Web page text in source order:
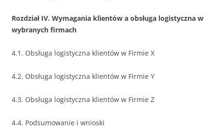
Rozdział IV. Wymagania klientów a obsługa logistyczna w
wybranych firmach
4.1. Obsługa logistyczna klientów w Firmie X
4.2. Obsługa logistyczna klientów w Firmie Y
4.3. Obsługa logistyczna klientów w Firmie Z
4.4. Podsumowanie i wnioski